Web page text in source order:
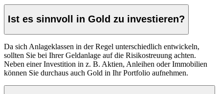
Ist es sinnvoll in Gold zu investieren?
Da sich Anlageklassen in der Regel unterschiedlich entwickeln,
sollten Sie bei Ihrer Geldanlage auf die Risikostreuung achten.
Neben einer Investition in z. B. Aktien, Anleihen oder Immobilien
können Sie durchaus auch Gold in Ihr Portfolio aufnehmen.